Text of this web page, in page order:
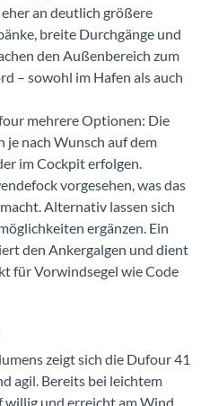
an deutlich größere
breite Durchgänge und
den Außenbereich zum
– sowohl im Hafen als auch
mehrere Optionen: Die
nach Wunsch auf dem
im Cockpit erfolgen.
vorgesehen, was das
Alternativ lassen sich
ergänzen. Ein
den Ankergalgen und dient
für Vorwindsegel wie Code
zeigt sich die Dufour 41
agil. Bereits bei leichtem
willig und erreicht am Wind